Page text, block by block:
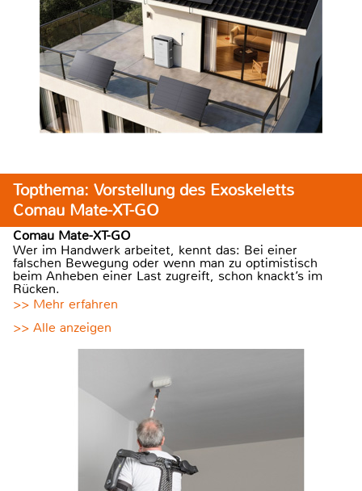
Topthema: Vorstellung des Exoskeletts
Comau Mate-XT-GO
Comau Mate-XT-GO
Wer im Handwerk arbeitet, kennt das: Bei einer
falschen Bewegung oder wenn man zu optimistisch
beim Anheben einer Last zugreift, schon knackt’s im
Rücken.
>> Mehr erfahren
>> Alle anzeigen